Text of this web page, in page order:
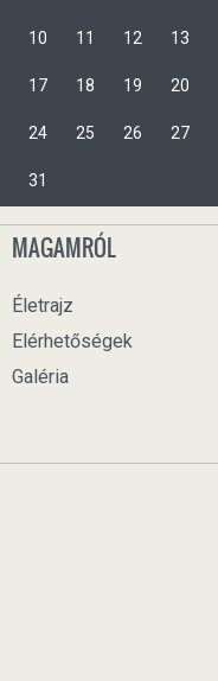
10 11 12 13
17 18 19 20
24 25 26 27
31
MAGAMRÓL
Életrajz
Elérhetőségek
Galéria